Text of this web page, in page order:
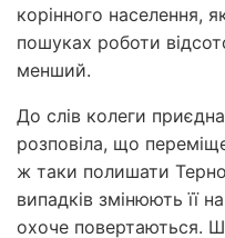
корінного населення,
пошуках роботи
менший.
До слів колеги
розповіла, що
ж таки полишати
випадків змінюють її
охоче повертаються.